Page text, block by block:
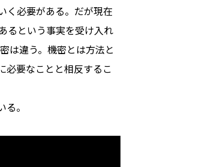
く必要がある。だが現在
るという事実を受け入れ
は違う。機密とは方法と
必要なことと相反するこ
。